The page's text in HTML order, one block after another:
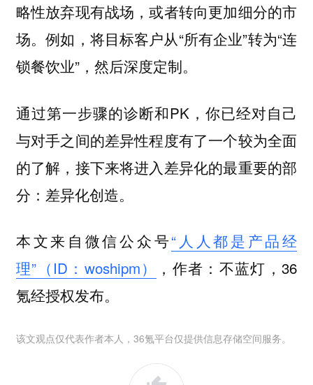
略性放弃现有战场，或者转向更加细分的市
场。例如，将目标客户从“所有企业”转为“连
锁餐饮业”，然后深度定制。
通过第一步骤的诊断和PK，你已经对自己
与对手之间的差异性程度有了一个较为全面
的了解，接下来将进入差异化的最重要的部
分：差异化创造。
本文来自微信公众号“人人都是产品经
理”（ID：woshipm）
，作者：不蓝灯，36
氪经授权发布。
该文观点仅代表作者本人，36氪平台仅提供信息存储空间服务。